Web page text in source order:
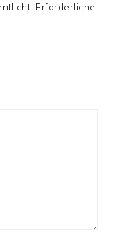
Erforderliche